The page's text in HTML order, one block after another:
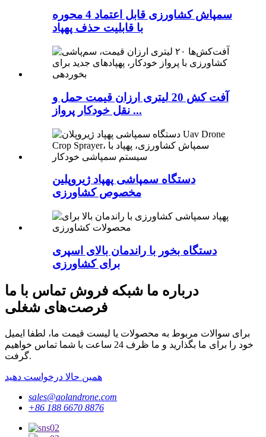
سمپاش کشاورزی قابل اعتماد 4 محوره
با قابلیت حذف پهپاد
آفت کش 20 لیتری ارزان قیمت حمل و
نقل خودکار پرواز ...
دستگاه سمپاشی پهپاد ژیروپلین
مخصوص کشاورزی
دستگاه بخور با راندمان بالای اسپری
برای کشاورزی
درباره ما شبکه فروش تماس با ما
فرصت‌های شغلی
برای سوالات مربوط به محصولات یا لیست قیمت ما، لطفا ایمیل
خود را برای ما بگذارید و ما ظرف 24 ساعت با شما تماس خواهیم
گرفت.
همین حالا درخواست دهید
sales@aolandrone.com
‎+86 188 6670 8876‎